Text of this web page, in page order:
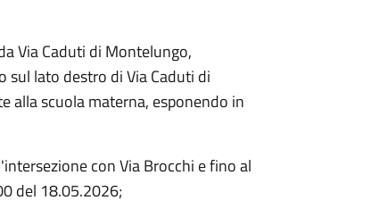
Via Caduti di Montelungo,
sul lato destro di Via Caduti di
alla scuola materna, esponendo in
con Via Brocchi e fino al
del 18.05.2026;